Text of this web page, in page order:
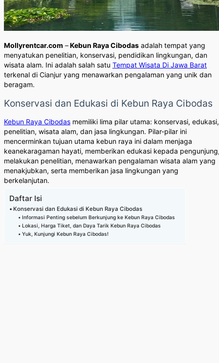
Mollyrentcar.com –Kebun Raya Cibodas adalah tempat yang
menyatukan penelitian, konservasi, pendidikan lingkungan, dan
wisata alam. Ini adalah salah satu Tempat Wisata Di Jawa Barat
terkenal di Cianjur yang menawarkan pengalaman yang unik dan
beragam.
Konservasi dan Edukasi di Kebun Raya Cibodas
Kebun Raya Cibodas memiliki lima pilar utama: konservasi, edukasi,
penelitian, wisata alam, dan jasa lingkungan. Pilar-pilar ini
mencerminkan tujuan utama kebun raya ini dalam menjaga
keanekaragaman hayati, memberikan edukasi kepada
melakukan penelitian, menawarkan pengalaman wisata alam yang
menakjubkan, serta memberikan jasa lingkungan yang
berkelanjutan.
Daftar Isi
Konservasi dan Edukasi di Kebun Raya Cibodas
Informasi Penting sebelum Berkunjung ke Kebun Raya Cibodas
Lokasi, Harga Tiket, dan Daya Tarik Kebun Raya Cibodas
Yuk, Kunjungi Kebun Raya Cibodas!